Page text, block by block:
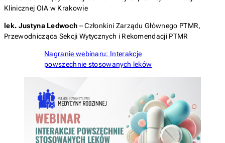
Klinicznej OIA w Krakowie
lek. Justyna Ledwoch – Członkini Zarządu Głównego PTMR,
Przewodnicząca Sekcji Wytycznych i Rekomendacji PTMR
Nagranie webinaru: Interakcje
powszechnie stosowanych leków